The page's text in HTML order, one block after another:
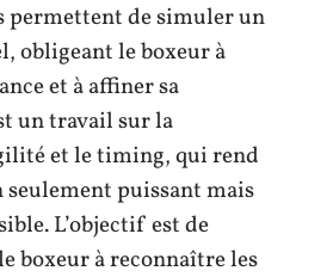
permettent de simuler un
obligeant le boxeur à
et à affiner sa
un travail sur la
et le timing, qui rend
seulement puissant mais
L’objectif est de
boxeur à reconnaître les